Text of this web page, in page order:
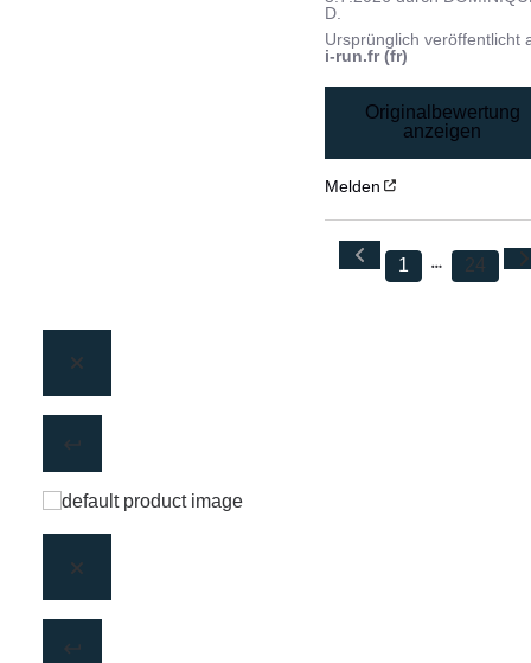
D.
Ursprünglich veröffentlicht
i-run.fr (fr)
Originalbewertung
anzeigen
Melden
1 24